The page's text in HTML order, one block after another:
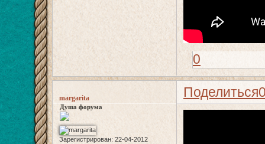
0
Поделиться
margarita
Душа форума
Зарегистрирован: 22-04-2012